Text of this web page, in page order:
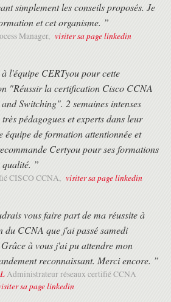
les avantages et les limites du
la configuration du routage inter-VLAN.
des protocoles de routage dynamique et
et les fonctions d'Open Shortest Path
DES RÉSEAUX CAMPUS
le protocole Spanning Tree
Rapid Spanning Tree (RSTP).
de liens à l'aide d'EtherChannel.
protocoles de redondance de couche 3.
de réseau Wi-Fi (WLC).
DES RÉSEAUX ÉTENDUS
base du WAN et des VPN.
des listes de contrôle d'accès (ACL) et
à l'aide de clients DHCP (Dynamic
et expliquer et configurer la
avions des différents participants.
de formation vous sera remise en fin de
simplement les conseils proposés. Je
et cet organisme. ”
Manager, visiter sa page linkedin
l'équipe CERTyou pour cette
"Réussir la certification Cisco CCNA
Switching". 2 semaines intenses
pédagogues et experts dans leur
équipe de formation attentionnée et
Certyou pour ses formations
qualité. ”
CISCO CCNA, visiter sa page linkedin
vous faire part de ma réussite à
du CCNA que j'ai passé samedi
à vous j'ai pu attendre mon
reconnaissant. Merci encore. ”
Administrateur réseaux certifié CCNA
sa page linkedin